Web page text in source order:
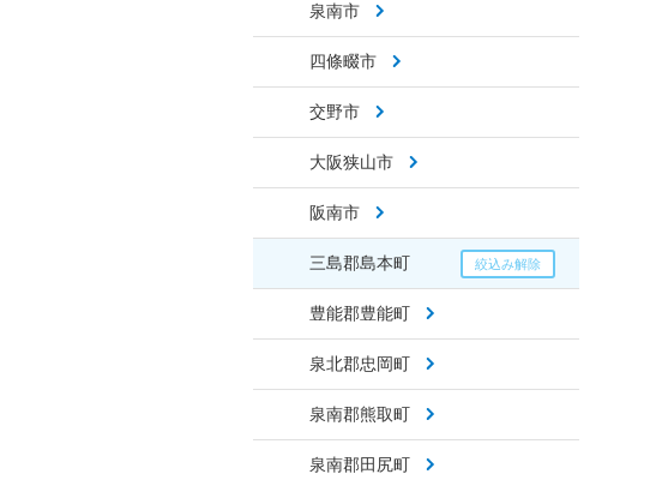
泉南市
四條畷市
交野市
大阪狭山市
阪南市
三島郡島本町
豊能郡豊能町
泉北郡忠岡町
泉南郡熊取町
泉南郡田尻町